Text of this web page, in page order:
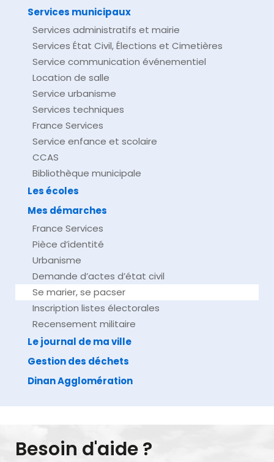
Services municipaux
Services administratifs et mairie
Services État Civil, Élections et Cimetières
Service communication événementiel
Location de salle
Service urbanisme
Services techniques
France Services
Service enfance et scolaire
CCAS
Bibliothèque municipale
Les écoles
Mes démarches
France Services
Pièce d’identité
Urbanisme
Demande d’actes d’état civil
Se marier, se pacser
Inscription listes électorales
Recensement militaire
Le journal de ma ville
Gestion des déchets
Dinan Agglomération
Besoin d'aide ?